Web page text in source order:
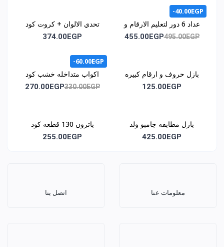
-40.00EGP
عداد 6 دور لتعليم الارقام و
الحروف وسائل المواصلات
495.00EGP
455.00EGP
تحدي الالوان + كروت كود
1044
374.00EGP
بازل حروف و ارقام كبيره
كود 1046
125.00EGP
-60.00EGP
اكواب متداخله خشب كود
1051330.00EGP
270.00EGP
بازل مطابقه جامبو ولد
وبنت كود 1062
425.00EGP
باترون 130 قطعه كود
1068
255.00EGP
معلومات عنا اتصل بنا